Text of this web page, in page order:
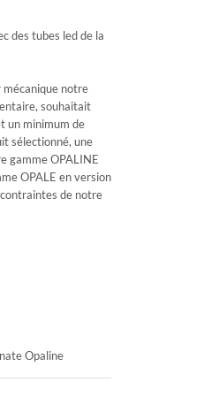
des tubes led de la
mécanique notre
souhaitait
un minimum de
sélectionné, une
gamme OPALINE
OPALE en version
de notre
Opaline